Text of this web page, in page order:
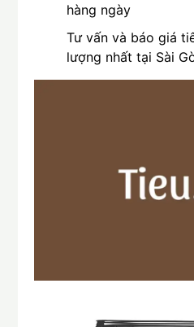
hàng ngày
Tư vấn và báo giá
lượng nhất tại Sài